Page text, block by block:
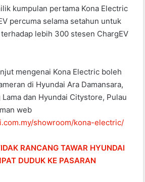
kumpulan pertama Kona Electric
percuma selama setahun untuk
lebih 300 stesen ChargEV
mengenai Kona Electric boleh
di Hyundai Ara Damansara,
dan Hyundai Citystore, Pulau
web
showroom/kona-electric/
RANCANG TAWAR HYUNDAI
DUDUK KE PASARAN